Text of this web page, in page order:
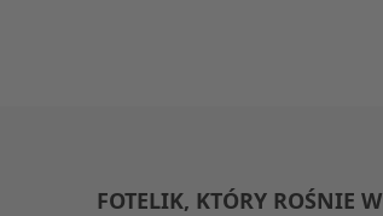
FOTELIK, KTÓRY ROŚNIE